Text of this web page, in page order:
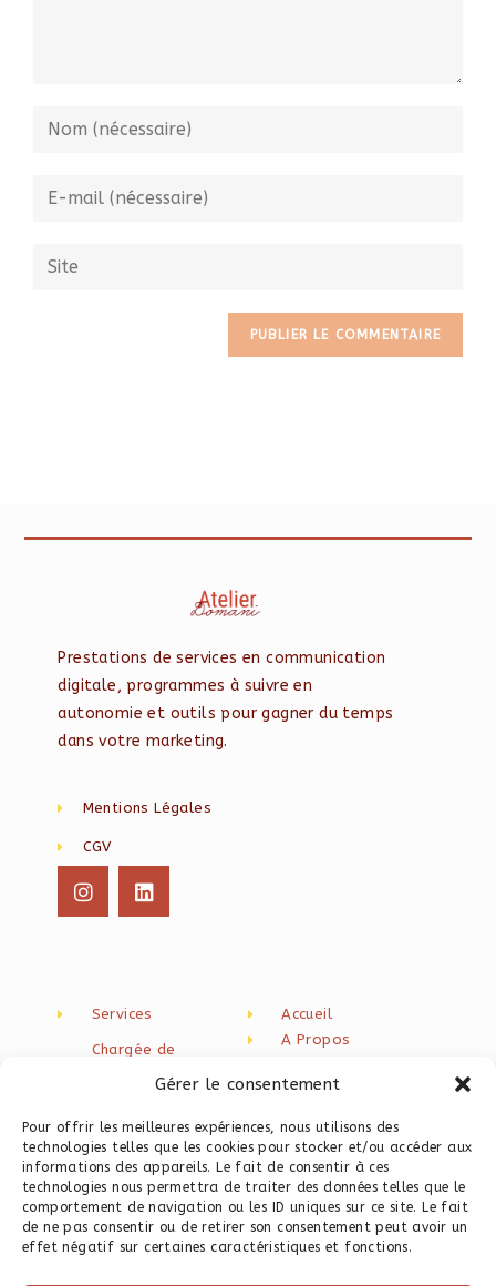
Gérer le consentement
Pour offrir les meilleures expériences, nous utilisons des
technologies telles que les cookies pour stocker et/ou accéder aux
informations des appareils. Le fait de consentir à ces
technologies nous permettra de traiter des données telles que le
comportement de navigation ou les ID uniques sur ce site. Le fait
de ne pas consentir ou de retirer son consentement peut avoir un
effet négatif sur certaines caractéristiques et fonctions.
Prestations de services en communication
digitale, programmes à suivre en
autonomie et outils pour gagner du temps
dans votre marketing.
Mentions Légales
CGV
Services
Chargée de
freelance
Création de contenu
Rédaction web seo
Programme
Instagram
Programme Site Web
Accueil
A Propos
Newsletter